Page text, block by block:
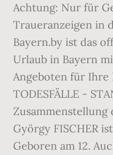
Achtung: Nur für
Traueranzeigen in
Bayern.by ist das
Urlaub in Bayern
Angeboten für Ihre
TODESFÄLLE -
György FISCHER
Geboren am 12.